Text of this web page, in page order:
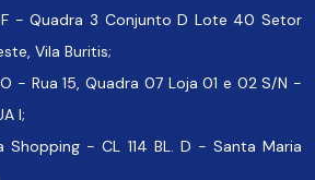
- Quadra 3 Conjunto D Lote 40 Setor
Vila Buritis;
- Rua 15, Quadra 07 Loja 01 e 02 S/N -
I;
Shopping - CL 114 BL. D - Santa Maria